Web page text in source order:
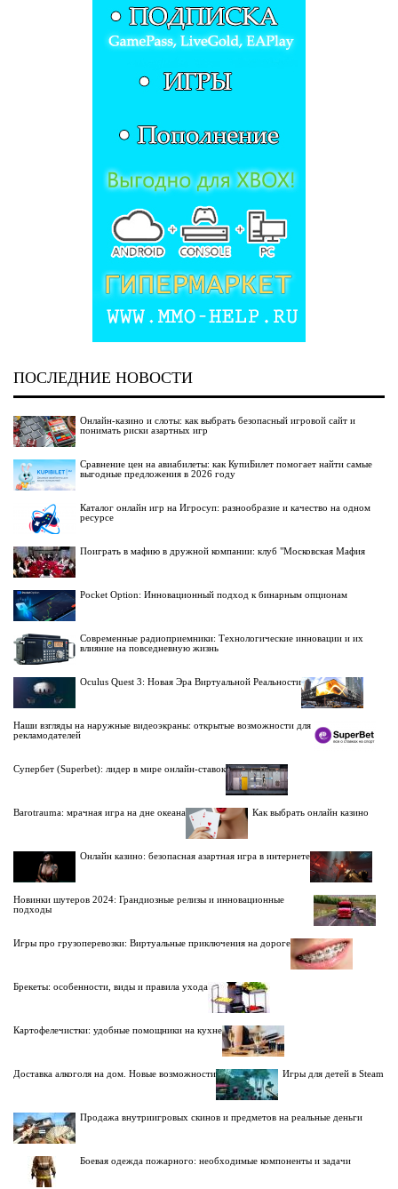
ПОСЛЕДНИЕ НОВОСТИ
Онлайн-казино и слоты: как выбрать безопасный игровой сайт и
понимать риски азартных игр
Сравнение цен на авиабилеты: как КупиБилет помогает найти самые
выгодные предложения в 2026 году
Каталог онлайн игр на Игросуп: разнообразие и качество на одном
ресурсе
Поиграть в мафию в дружной компании: клуб "Московская Мафия
Pocket Option: Инновационный подход к бинарным опционам
Современные радиоприемники: Технологические инновации и их
влияние на повседневную жизнь
Oculus Quest 3: Новая Эра Виртуальной Реальности
Наши взгляды на наружные видеоэкраны: открытые возможности для
рекламодателей
Супербет (Superbet): лидер в мире онлайн-ставок
Barotrauma: мрачная игра на дне океана Как выбрать онлайн казино
Онлайн казино: безопасная азартная игра в интернете
Новинки шутеров 2024: Грандиозные релизы и инновационные
подходы
Игры про грузоперевозки: Виртуальные приключения на дороге
Брекеты: особенности, виды и правила ухода
Картофелечистки: удобные помощники на кухне
Доставка алкоголя на дом. Новые возможности Игры для детей в Steam
Продажа внутриигровых скинов и предметов на реальные деньги
Боевая одежда пожарного: необходимые компоненты и задачи